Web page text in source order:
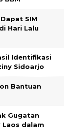
SIM
Hari Lalu
Identifikasi
Sidoarjo
Bantuan
Gugatan
Laos dalam